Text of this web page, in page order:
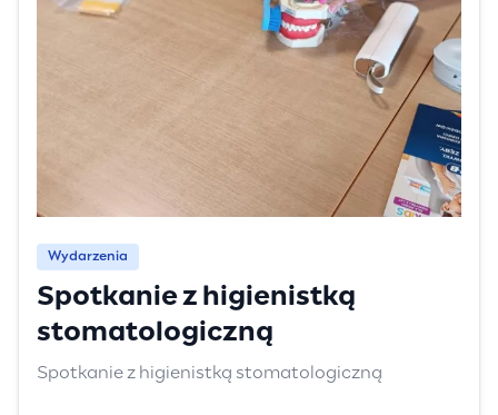
Wydarzenia
Spotkanie z higienistką
stomatologiczną
Spotkanie z higienistką stomatologiczną